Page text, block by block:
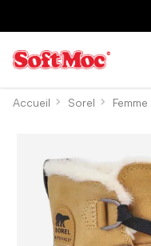
Accueil Sorel Femme